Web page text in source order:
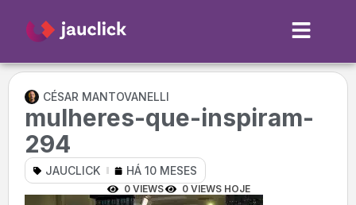
CÉSAR MANTOVANELLI
mulheres-que-inspiram-
294
JAUCLICK HÁ 10 MESES
0 VIEWS 0 VIEWS HOJE